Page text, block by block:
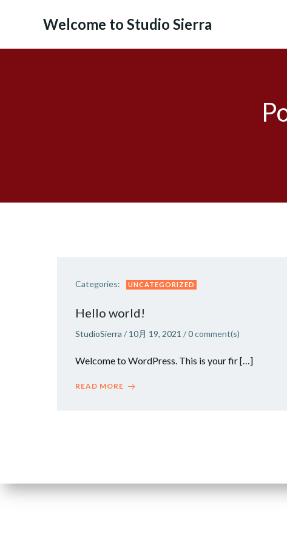
ン
Welcome to Studio Sierra
Categories: UNCATEGORIZED
Hello world!
StudioSierra / 10月 19, 2021 /0comment(s)
Welcome to WordPress. This is your fir […]
READ MORE